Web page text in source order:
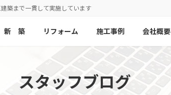
築まで一貫して実施しています
新 築 リフォーム 施工事例 会社概要
スタッフブログ